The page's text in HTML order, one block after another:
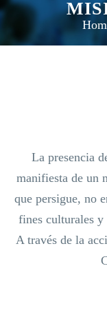
La presencia
manifiesta de un
que persigue, no
fines culturales
A través de la